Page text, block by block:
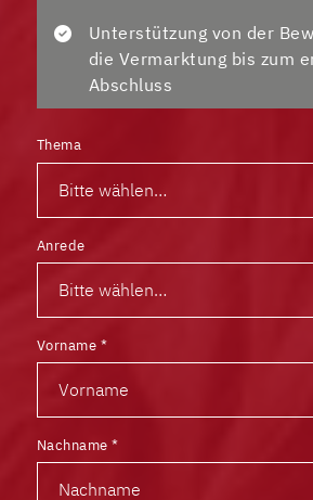
Unterstützung von der
die Vermarktung bis zum
Abschluss
Thema
Anrede
Vorname *
Nachname*